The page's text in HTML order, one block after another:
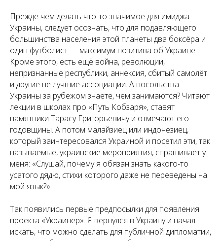
Прежде чем делать что-то значимое для имиджа
Украины, следует осознать, что для подавляющего
большинства населения этой планеты два боксёра и
один футболист — максимум позитива об Украине.
Кроме этого, есть ещё война, революции,
непризнанные республики, аннексия, сбитый самолёт
и другие не лучшие ассоциации. А посольства
Украины за рубежом знаете, чем занимаются? Читают
лекции в школах про «Путь Кобзаря», ставят
памятники Тарасу Григорьевичу и отмечают его
годовщины. А потом малайзиец или индонезиец,
который заинтересовался Украиной и посетил эти, так
называемые, украинские мероприятия, спрашивает у
меня: «Слушай, почему я обязан знать какого-то
усатого дядю, стихи которого даже не переведены на
мой язык?».
Так появились первые предпосылки для появления
проекта «Украинер». Я вернулся в Украину и начал
искать, что можно сделать для публичной дипломатии,